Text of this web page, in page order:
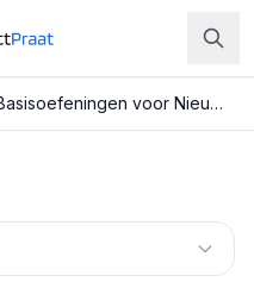
Beginnen met Yoga: Basisoefeningen voor Nieuwkomers